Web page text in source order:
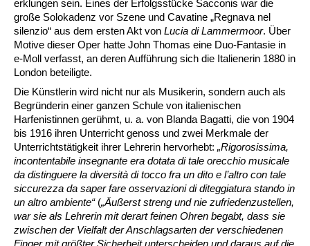
erklungen sein. Eines der Erfolgsstücke Sacconis war die
große Solokadenz vor Szene und Cavatine „Regnava nel
silenzio“ aus dem ersten Akt von Lucia di Lammermoor. Über
Motive dieser Oper hatte John Thomas eine Duo-Fantasie in
e-Moll verfasst, an deren Aufführung sich die Italienerin 1880 in
London beteiligte.
Die Künstlerin wird nicht nur als Musikerin, sondern auch als
Begründerin einer ganzen Schule von italienischen
Harfenistinnen gerühmt, u. a. von Blanda Bagatti, die von 1904
bis 1916 ihren Unterricht genoss und zwei Merkmale der
Unterrichtstätigkeit ihrer Lehrerin hervorhebt: „Rigorosissima,
incontentabile insegnante era dotata di tale orecchio musicale
da distinguere la diversità di tocco fra un dito e l’altro con tale
siccurezza da saper fare osservazioni di diteggiatura stando in
un altro ambiente“ („Äußerst streng und nie zufriedenzustellen,
war sie als Lehrerin mit derart feinen Ohren begabt, dass sie
zwischen der Vielfalt der Anschlagsarten der verschiedenen
Finger mit größter Sicherheit unterscheiden und daraus auf die